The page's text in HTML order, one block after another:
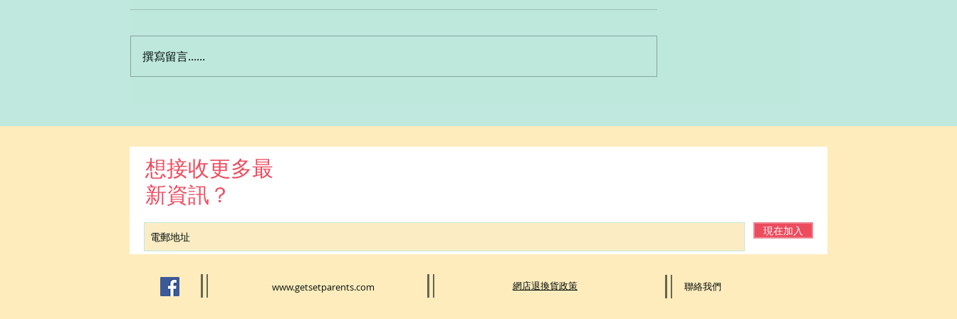
撰寫留言......
想接收更多最
新資訊？
現在加入
www.getsetparents.com ​網店退換貨政策 ​聯絡我們